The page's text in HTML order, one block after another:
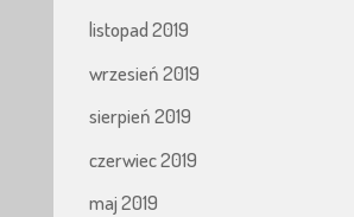
listopad 2019
wrzesień 2019
sierpień 2019
czerwiec 2019
maj 2019